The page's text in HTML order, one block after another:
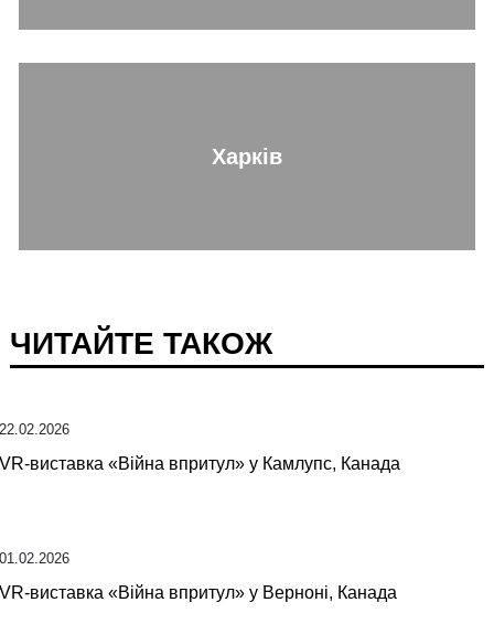
Харків
ЧИТАЙТЕ ТАКОЖ
22.02.2026
VR-виставка «Війна впритул» у Камлупс, Канада
01.02.2026
VR-виставка «Війна впритул» у Верноні, Канада